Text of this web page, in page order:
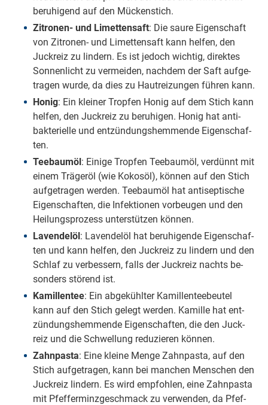
be­ru­hi­gend auf den Mü­cken­stich.
Zi­tro­nen- und Li­met­ten­saft: Die sau­re Ei­gen­schaft
von Zi­tro­nen- und Li­met­ten­saft kann hel­fen, den
Juck­reiz zu lin­dern. Es ist je­doch wich­tig, di­rek­tes
Son­nen­licht zu ver­mei­den, nach­dem der Saft auf­ge­
tra­gen wur­de, da dies zu Haut­rei­zun­gen füh­ren kann.
Ho­nig: Ein klei­ner Trop­fen Ho­nig auf dem Stich kann
hel­fen, den Juck­reiz zu be­ru­hi­gen. Ho­nig hat an­ti­
bak­te­ri­el­le und ent­zün­dungs­hem­men­de Ei­gen­schaf­
ten.
Tee­bau­m­öl: Ei­ni­ge Trop­fen Tee­bau­m­öl, ver­dünnt mit
ei­nem Trä­ge­r­öl (wie Ko­kos­öl), kön­nen auf den Stich
auf­ge­tra­gen wer­den. Tee­bau­m­öl hat an­ti­sep­ti­sche
Ei­gen­schaf­ten, die In­fek­tio­nen vor­beu­gen und den
Hei­lungs­pro­zess un­ter­stüt­zen kön­nen.
La­ven­del­öl: La­ven­del­öl hat be­ru­hi­gen­de Ei­gen­schaf­
ten und kann hel­fen, den Juck­reiz zu lin­dern und den
Schlaf zu ver­bes­sern, falls der Juck­reiz nachts be­
son­ders stö­rend ist.
Ka­mil­len­tee: Ein ab­ge­kühl­ter Ka­mil­len­te­e­beu­tel
kann auf den Stich ge­legt wer­den. Ka­mil­le hat ent­
zün­dungs­hem­men­de Ei­gen­schaf­ten, die den Juck­
reiz und die Schwel­lung re­du­zie­ren kön­nen.
Zahn­pas­ta: Ei­ne klei­ne Men­ge Zahn­pas­ta, auf den
Stich auf­ge­tra­gen, kann bei man­chen Men­schen den
Juck­reiz lin­dern. Es wird emp­foh­len, ei­ne Zahn­pas­ta
mit Pfef­fer­minz­ge­schmack zu ver­wen­den, da Pfef­